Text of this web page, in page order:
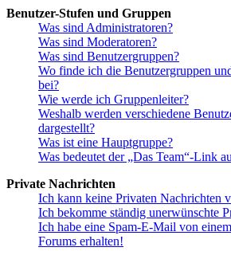
Benutzer-Stufen und Gruppen
Was sind Administratoren?
Was sind Moderatoren?
Was sind Benutzergruppen?
Wo finde ich die Benutzergruppen
bei?
Wie werde ich Gruppenleiter?
Weshalb werden verschiedene
dargestellt?
Was ist eine Hauptgruppe?
Was bedeutet der „Das Team“-Link
Private Nachrichten
Ich kann keine Privaten Nachrichten
Ich bekomme ständig unerwünschte
Ich habe eine Spam-E-Mail von
Forums erhalten!